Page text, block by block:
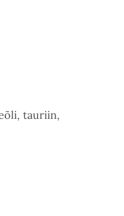
tauriin,